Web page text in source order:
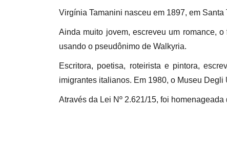
Virgínia Tamanini nasceu em 1897, em
Ainda muito jovem, escreveu um romance,
usando o pseudônimo de Walkyria.
Escritora, poetisa, roteirista e pintora,
imigrantes italianos. Em 1980, o Museu
Através da Lei Nº 2.621/15, foi